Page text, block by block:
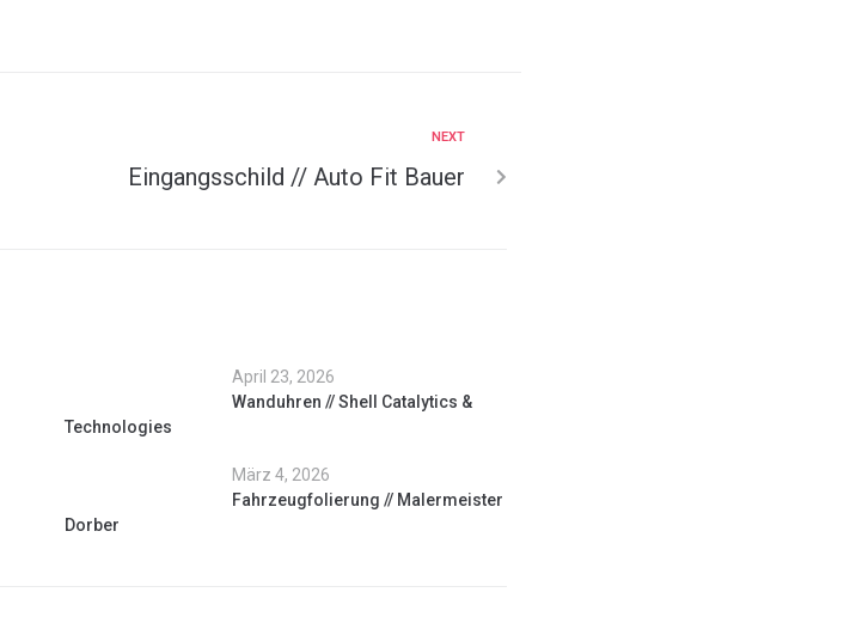
NEXT
Eingangsschild // Auto Fit Bauer
April 23, 2026
Wanduhren // Shell Catalytics &
Technologies
März 4, 2026
Fahrzeugfolierung // Malermeister
Dorber